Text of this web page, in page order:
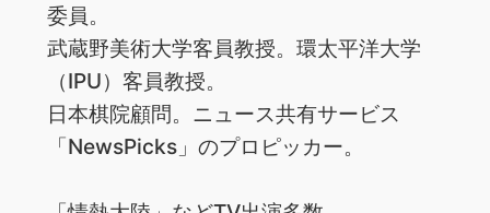
委員。
武蔵野美術大学客員教授。環太平洋大学
（IPU）客員教授。
日本棋院顧問。ニュース共有サービス
「NewsPicks」のプロピッカー。